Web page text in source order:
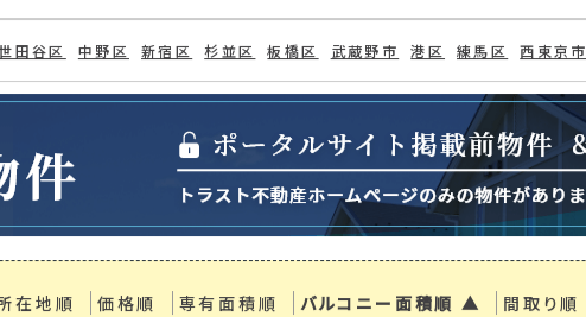
田谷区 中野区 新宿区 杉並区 板橋区 武蔵野市 港区 練馬区 西東京市
在地順 価格順 専有面積順 バルコニー面積順 ▲ 間取り順